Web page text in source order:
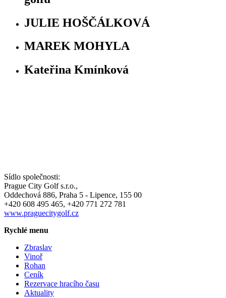
JULIE HOŠČÁLKOVÁ
MAREK MOHYLA
Kateřina Kmínková
Sídlo společnosti:
Prague City Golf s.r.o.,
Oddechová 886, Praha 5 - Lipence, 155 00
+420 608 495 465, +420 771 272 781
www.praguecitygolf.cz
Rychlé menu
Zbraslav
Vinoř
Rohan
Ceník
Rezervace hracího času
Aktuality